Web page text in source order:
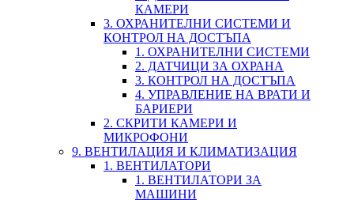
КАМЕРИ
3. ОХРАНИТЕЛНИ СИСТЕМИ И
КОНТРОЛ НА ДОСТЪПА
1. ОХРАНИТЕЛНИ СИСТЕМИ
2. ДАТЧИЦИ ЗА ОХРАНА
3. КОНТРОЛ НА ДОСТЪПА
4. УПРАВЛЕНИЕ НА ВРАТИ И
БАРИЕРИ
2. СКРИТИ КАМЕРИ И
МИКРОФОНИ
9. ВЕНТИЛАЦИЯ И КЛИМАТИЗАЦИЯ
1. ВЕНТИЛАТОРИ
1. ВЕНТИЛАТОРИ ЗА
МАШИНИ